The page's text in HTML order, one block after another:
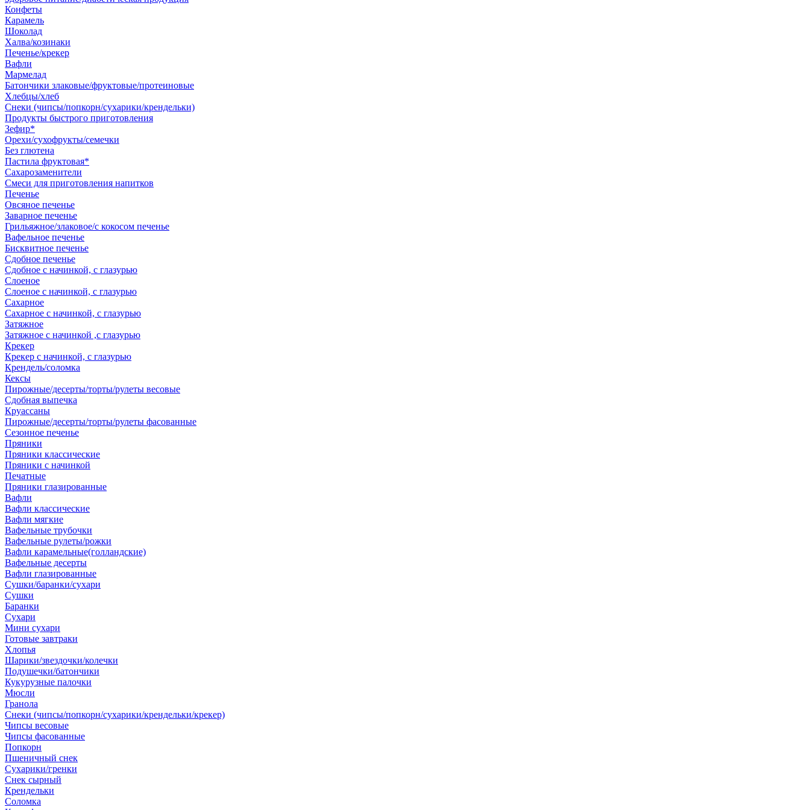
Конфеты
Карамель
Шоколад
Халва/козинаки
Печенье/крекер
Вафли
Мармелад
Батончики злаковые/фруктовые/протеиновые
Хлебцы/хлеб
Снеки (чипсы/попкорн/сухарики/крендельки)
Продукты быстрого приготовления
Зефир*
Орехи/сухофрукты/семечки
Без глютена
Пастила фруктовая*
Сахарозаменители
Смеси для приготовления напитков
Печенье
Овсяное печенье
Заварное печенье
Грильяжное/злаковое/с кокосом печенье
Вафельное печенье
Бисквитное печенье
Сдобное печенье
Сдобное с начинкой, с глазурью
Слоеное
Слоеное с начинкой, с глазурью
Сахарное
Сахарное с начинкой, с глазурью
Затяжное
Затяжное с начинкой ,с глазурью
Крекер
Крекер с начинкой, с глазурью
Крендель/соломка
Кексы
Пирожные/десерты/торты/рулеты весовые
Сдобная выпечка
Круассаны
Пирожные/десерты/торты/рулеты фасованные
Сезонное печенье
Пряники
Пряники классические
Пряники с начинкой
Печатные
Пряники глазированные
Вафли
Вафли классические
Вафли мягкие
Вафельные трубочки
Вафельные рулеты/рожки
Вафли карамельные(голландские)
Вафельные десерты
Вафли глазированные
Сушки/баранки/сухари
Сушки
Баранки
Сухари
Мини сухари
Готовые завтраки
Хлопья
Шарики/звездочки/колечки
Подушечки/батончики
Кукурузные палочки
Мюсли
Гранола
Снеки (чипсы/попкорн/сухарики/крендельки/крекер)
Чипсы весовые
Чипсы фасованные
Попкорн
Пшеничный снек
Сухарики/гренки
Снек сырный
Крендельки
Соломка